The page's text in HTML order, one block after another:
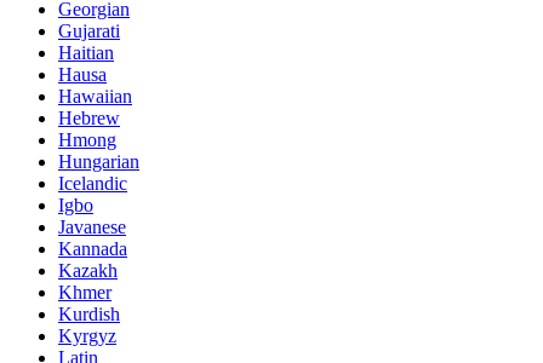
Georgian
Gujarati
Haitian
Hausa
Hawaiian
Hebrew
Hmong
Hungarian
Icelandic
Igbo
Javanese
Kannada
Kazakh
Khmer
Kurdish
Kyrgyz
Latin